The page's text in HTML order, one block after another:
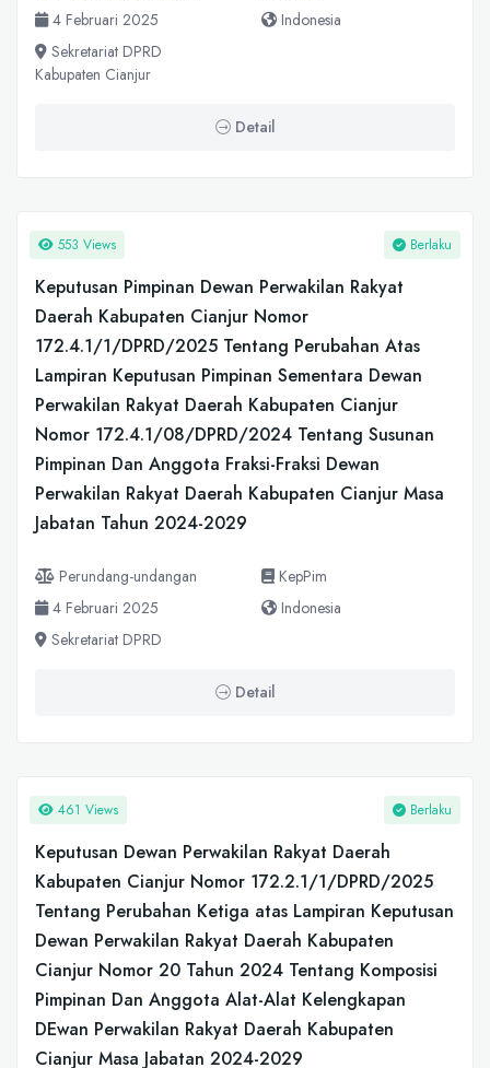
4 Februari 2025
Indonesia
Sekretariat DPRD
Kabupaten Cianjur
Detail
553 Views Berlaku
Keputusan Pimpinan Dewan Perwakilan Rakyat
Daerah Kabupaten Cianjur Nomor
172.4.1/1/DPRD/2025 Tentang Perubahan Atas
Lampiran Keputusan Pimpinan Sementara Dewan
Perwakilan Rakyat Daerah Kabupaten Cianjur
Nomor 172.4.1/08/DPRD/2024 Tentang Susunan
Pimpinan Dan Anggota Fraksi-Fraksi Dewan
Perwakilan Rakyat Daerah Kabupaten Cianjur Masa
Jabatan Tahun 2024-2029
Perundang-undangan
KepPim
4 Februari 2025
Indonesia
Sekretariat DPRD
Detail
461 Views Berlaku
Keputusan Dewan Perwakilan Rakyat Daerah
Kabupaten Cianjur Nomor 172.2.1/1/DPRD/2025
Tentang Perubahan Ketiga atas Lampiran Keputusan
Dewan Perwakilan Rakyat Daerah Kabupaten
Cianjur Nomor 20 Tahun 2024 Tentang Komposisi
Pimpinan Dan Anggota Alat-Alat Kelengkapan
DEwan Perwakilan Rakyat Daerah Kabupaten
Cianjur Masa Jabatan 2024-2029